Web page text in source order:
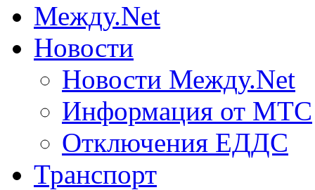
Между.Net
Новости
Новости Между.Net
Информация от МТС
Отключения ЕДДС
Транспорт